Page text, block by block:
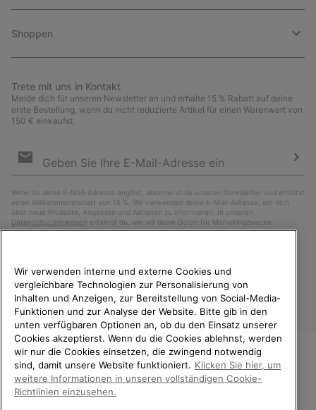
Shoppen
Trete mit uns in Kontakt
Melde dich für unseren Newsletter an und erhalte 15 % Rabatt auf deine
erste Bestellung, wenn du nicht reduzierte Artikel für einen Warenwert von
150 € einkaufst.
Anmeldung
Wenn du deine E-Mail-Adresse angibst, abonnierst du unseren Newsletter und erhältst
einen Willkommensrabatt von 15 %. Wir verwenden deine E-Mail-Adresse, um dich
über neue Produkte, Angebote und Aktionen zu informieren. In unseren
Datenschutzhinweisen erfährst du, wie wir deine Daten für Marketingzwecke
verarbeiten und wie du deine Zustimmung widerrufen kannst.
Deutschland
©2026SOREL. Alle Rechte vorbehalten.
WILLKOMMEN BEI SOREL.
BITTE WÄHLEN SIE IHR
LIEFERLAND.
Wir verwenden interne und externe Cookies und
vergleichbare Technologien zur Personalisierung von
Inhalten und Anzeigen, zur Bereitstellung von Social-Media-
Funktionen und zur Analyse der Website. Bitte gib in den
unten verfügbaren Optionen an, ob du den Einsatz unserer
Cookies akzeptierst. Wenn du die Cookies ablehnst, werden
wir nur die Cookies einsetzen, die zwingend notwendig
sind, damit unsere Website funktioniert. Klicken Sie hier, um
weitere Informationen in unseren vollständigen Cookie-
Richtlinien einzusehen.